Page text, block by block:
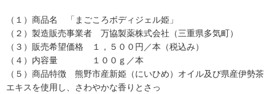
（１）商品名 「まごころボディジェル姫」
（２）製造販売事業者 万協製薬株式会社（三重県多気町）
（３）販売希望価格 １，５００円／本（税込み）
（４）内容量 １００ｇ／本
（５）商品特徴 熊野市産新姫（にいひめ）オイル及び県産伊勢茶
エキスを使用し、さわやかな香りとさっ